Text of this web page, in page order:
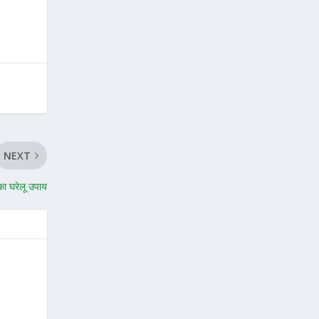
NEXT
घरेलू उपाय